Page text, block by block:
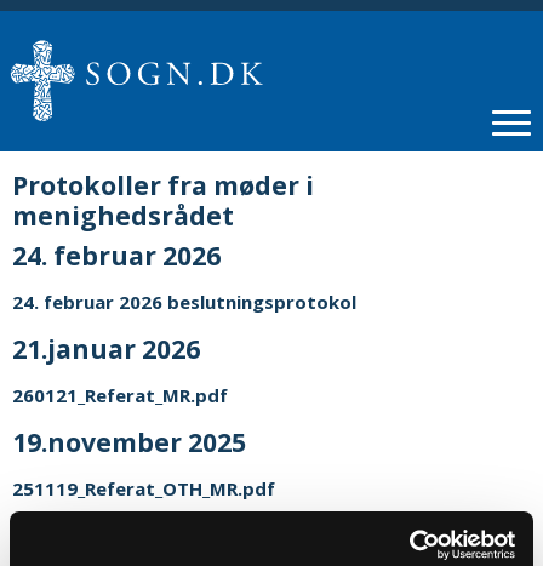
Protokoller fra møder i
menighedsrådet
24. februar 2026
24. februar 2026 beslutningsprotokol
21.januar 2026
260121_Referat_MR.pdf
19.november 2025
251119_Referat_OTH_MR.pdf